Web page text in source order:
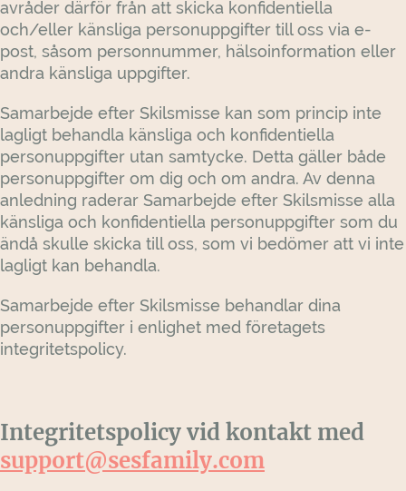
avråder därför från att skicka konfidentiella
och/eller känsliga personuppgifter till oss via e-
post, såsom personnummer, hälsoinformation eller
andra känsliga uppgifter.
Samarbejde efter Skilsmisse kan som princip inte
lagligt behandla känsliga och konfidentiella
personuppgifter utan samtycke. Detta gäller både
personuppgifter om dig och om andra. Av denna
anledning raderar Samarbejde efter Skilsmisse alla
känsliga och konfidentiella personuppgifter som du
ändå skulle skicka till oss, som vi bedömer att vi inte
lagligt kan behandla.
Samarbejde efter Skilsmisse behandlar dina
personuppgifter i enlighet med företagets
integritetspolicy.
Integritetspolicy vid kontakt med
support@sesfamily.com